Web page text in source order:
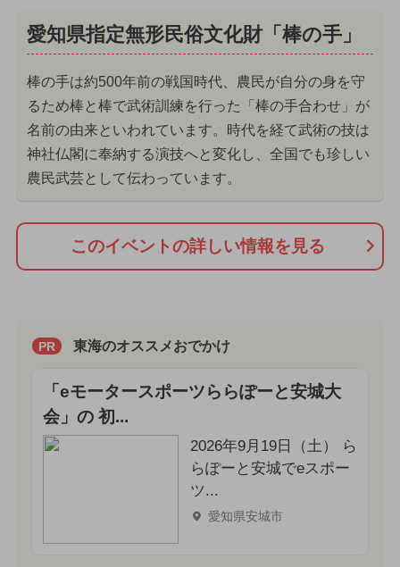
愛知県指定無形民俗文化財「棒の手」
棒の手は約500年前の戦国時代、農民が自分の身を守
るため棒と棒で武術訓練を行った「棒の手合わせ」が
名前の由来といわれています。時代を経て武術の技は
神社仏閣に奉納する演技へと変化し、全国でも珍しい
農民武芸として伝わっています。
このイベントの詳しい情報を見る
PR 東海のオススメおでかけ
「eモータースポーツららぽーと安城大
会」の 初...
2026年9月19日（土） ら
らぽーと安城でeスポー
ツ...
愛知県安城市